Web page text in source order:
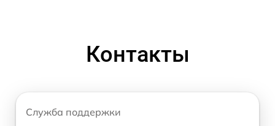
Контакты
Служба поддержки